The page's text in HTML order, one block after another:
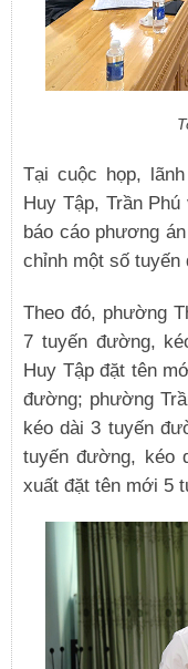
Tại cuộc họp,
Huy Tập, Trần
báo cáo phương
chỉnh một số tuyến
Theo đó, phường
7 tuyến đường,
Huy Tập đặt tên
đường; phường
kéo dài 3 tuyến
tuyến đường, kéo
xuất đặt tên mới 5